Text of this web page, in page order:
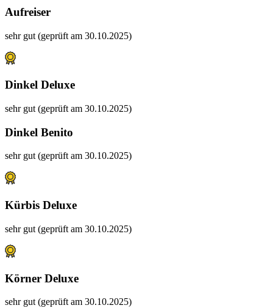
Aufreiser
sehr gut (geprüft am 30.10.2025)
Dinkel Deluxe
sehr gut (geprüft am 30.10.2025)
Dinkel Benito
sehr gut (geprüft am 30.10.2025)
Kürbis Deluxe
sehr gut (geprüft am 30.10.2025)
Körner Deluxe
sehr gut (geprüft am 30.10.2025)